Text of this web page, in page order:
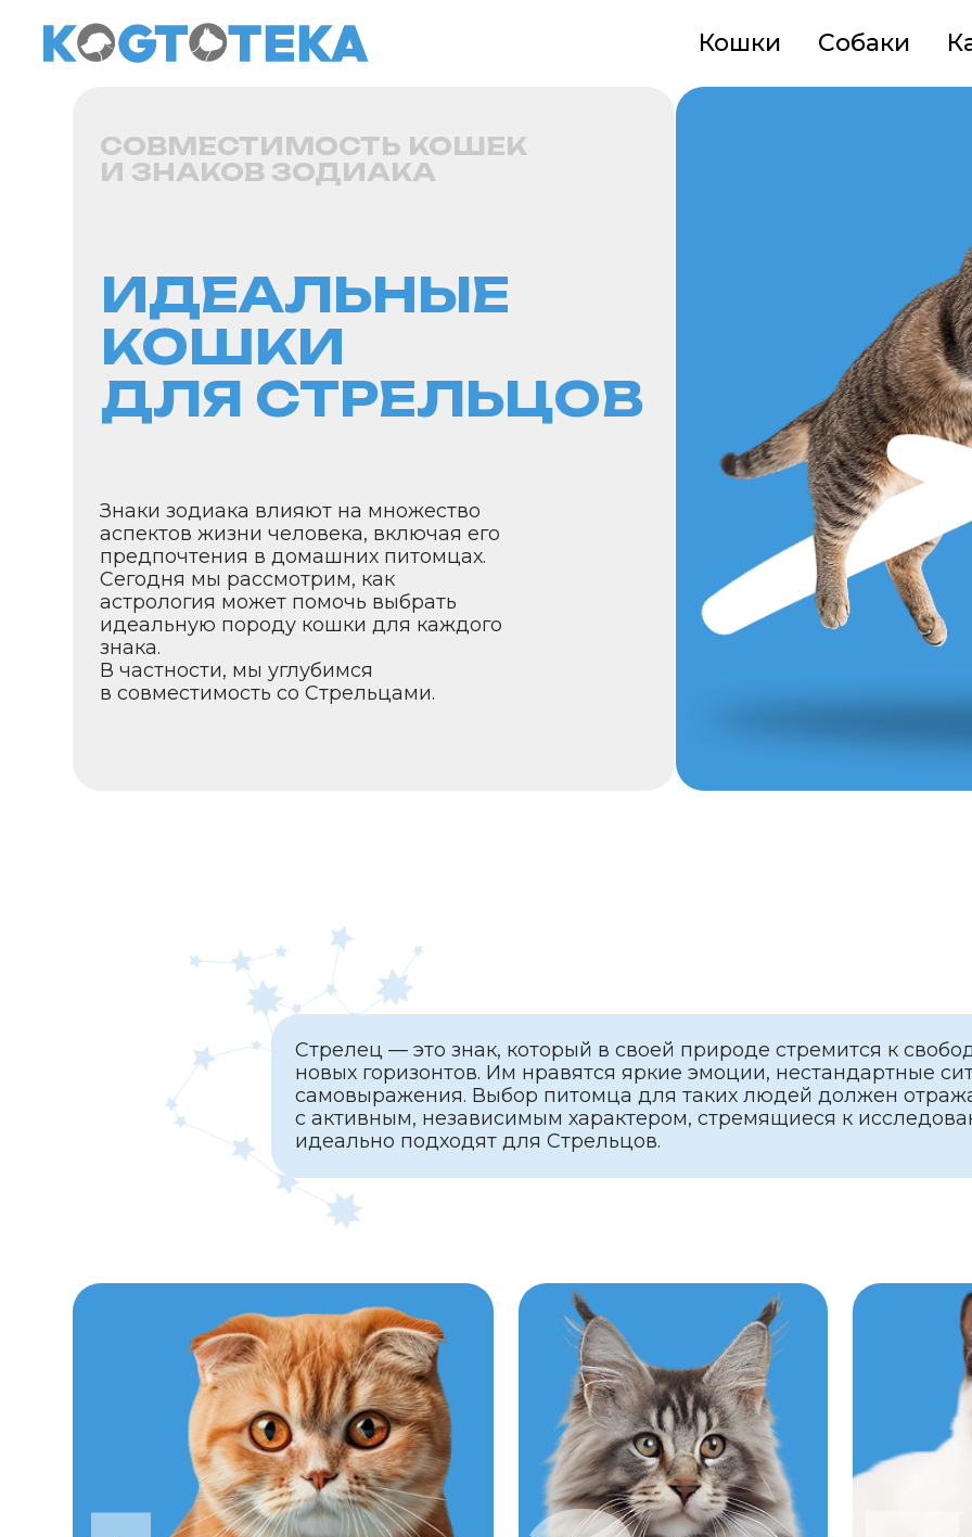
Кошки Собаки
И ЗНАКОВ ЗОДИАКА
ИДЕАЛЬНЫЕ
КОШКИ
ДЛЯ СТРЕЛЬЦОВ
Сегодня мы рассмотрим, как
астрология может помочь выбрать
идеальную породу кошки для каждого
знака.
В частности, мы углубимся
в совместимость со Стрельцами.
Стрелец — это знак, который в своей природе стремится к свободе,
новых горизонтов. Им нравятся яркие эмоции, нестандартные ситуации и
самовыражения. Выбор питомца для таких людей должен отражать эти
с активным, независимым характером, стремящиеся к исследованиям и
идеально подходят для Стрельцов.
2 3